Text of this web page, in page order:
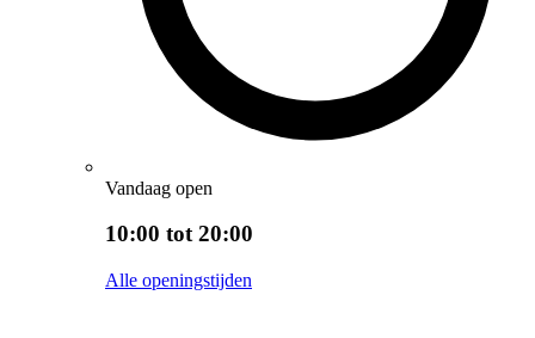
Vandaag open
10:00 tot 20:00
Alle openingstijden